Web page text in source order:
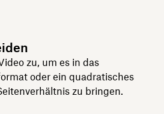
zu, um es in das
oder ein quadratisches
zu bringen.